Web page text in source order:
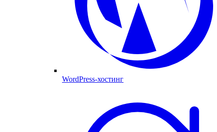
WordPress-хостинг